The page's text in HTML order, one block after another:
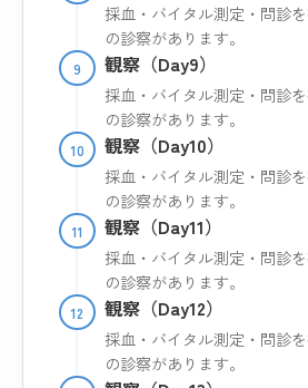
採血・バイタル測定・問診
の診察があります。
9 観察（Day9）
採血・バイタル測定・問診
の診察があります。
10 観察（Day10）
採血・バイタル測定・問診
の診察があります。
11 観察（Day11）
採血・バイタル測定・問診
の診察があります。
12 観察（Day12）
採血・バイタル測定・問診
の診察があります。